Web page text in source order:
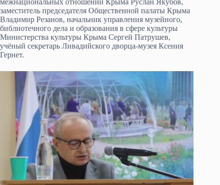
заместитель председателя Общественной палаты Крыма
Владимир Резанов, начальник управления музейного,
библиотечного дела и образования в сфере культуры
Министерства культуры Крыма Сергей Патрушев,
учёный секретарь Ливадийского дворца-музея Ксения
Гернет.